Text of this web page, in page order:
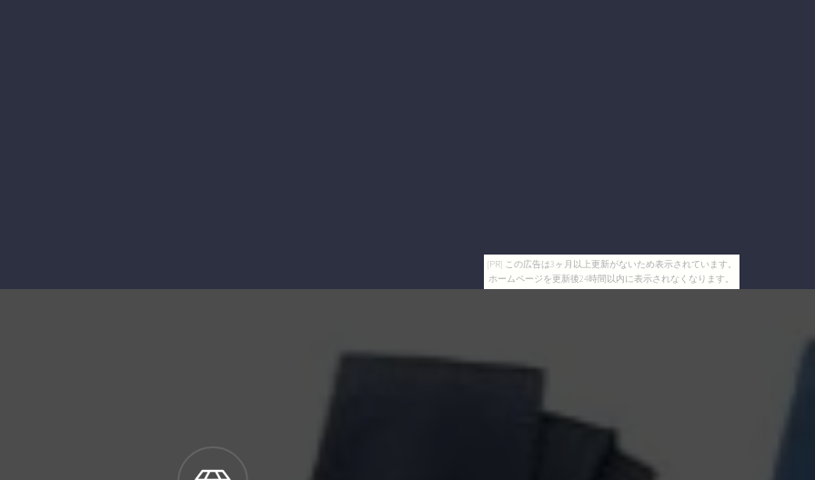
[PR] この広告は3ヶ月以上更新がないため表示されています。
ホームページを更新後24時間以内に表示されなくなります。